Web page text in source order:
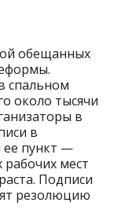
обещанных
спальном
около тысячи
в
в
пункт —
мест
Подписи
резолюцию